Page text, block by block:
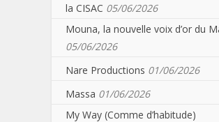
la CISAC 05/06/2026
Mouna, la nouvelle voix d’or du
05/06/2026
Nare Productions 01/06/2026
Massa 01/06/2026
My Way (Comme d’habitude)